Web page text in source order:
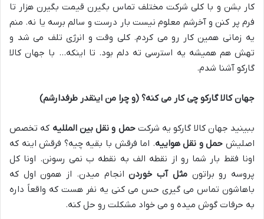
کار بشن و با کلی شرکت مختلف تماس بگیرن قیمت بگیرن هزار تا
فرم پر کنن و آخرشم معلوم نیست بار درست و سالم برسه یا نه. منم
یه زمانی همین کار رو می کردم.کلی وقت و انرژی تلف می شد و
تهش هم همیشه یه استرسی ته دلم بود. تا اینکه… با جهان کالا
گارکو آشنا شدم.
جهان کالا گارکو چی کار می کنه؟ (و چرا من اینقدر طرفدارشم)
ببینید جهان کالا گارکو یه شرکتحمل و نقل بین المللیه که تخصص
اصلیش حمل و نقل هواییه. اما فرقش با بقیه چیه؟ فرقش اینه که
اونا فقط بار شما رو از نقطه الف به نقطه ب نمی رسونن. اونا کل
پروسه رو براتونمثل آب خوردنانجام میدن. از همون اول که
باهاشون تماس می گیری حس می کنی یه نفر هست که واقعاً داره
به حرفات گوش میده و می خواد مشکلت رو حل کنه.